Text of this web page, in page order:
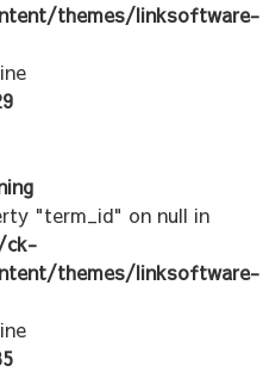
themes/linksoftware-
"term_id" on null in
ck-
themes/linksoftware-